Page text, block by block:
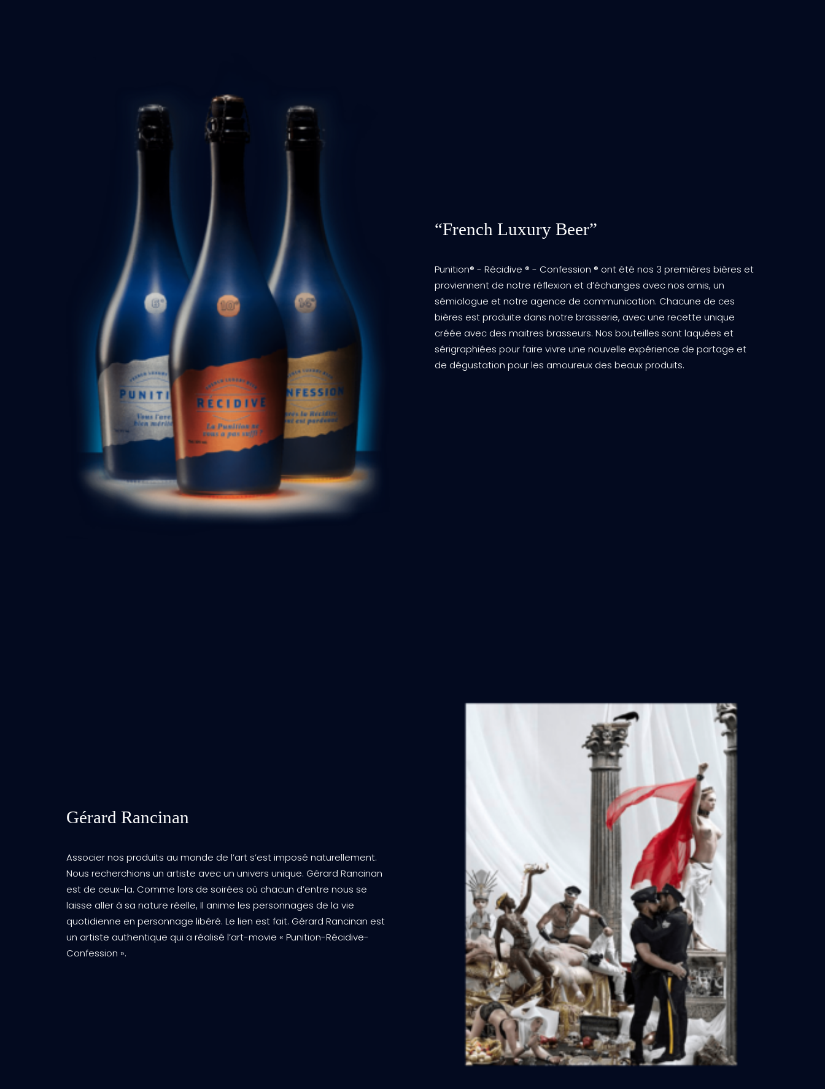
“French Luxury Beer”
Punition® - Récidive ® - Confession ® ont été nos 3 premières bières et
proviennent de notre réflexion et d’échanges avec nos amis, un
sémiologue et notre agence de communication. Chacune de ces
bières est produite dans notre brasserie, avec une recette unique
créée avec des maitres brasseurs. Nos bouteilles sont laquées et
sérigraphiées pour faire vivre une nouvelle expérience de partage et
de dégustation pour les amoureux des beaux produits.
Gérard Rancinan
Associer nos produits au monde de l’art s’est imposé naturellement.
Nous recherchions un artiste avec un univers unique. Gérard Rancinan
est de ceux-la. Comme lors de soirées où chacun d’entre nous se
laisse aller à sa nature réelle, Il anime les personnages de la vie
quotidienne en personnage libéré. Le lien est fait. Gérard Rancinan est
un artiste authentique qui a réalisé l’art-movie « Punition-Récidive-
Confession ».